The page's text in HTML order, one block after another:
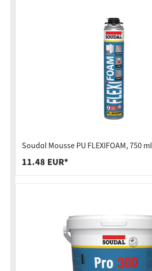
Soudal Mousse PU FLEXIFOAM, 750 ml
11.48 EUR*